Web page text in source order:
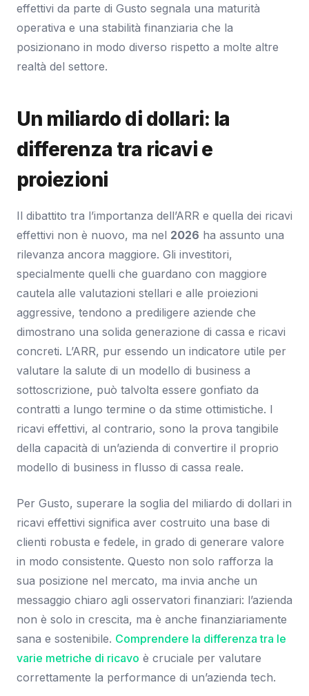
effettivi da parte di Gusto segnala una maturità
operativa e una stabilità finanziaria che la
posizionano in modo diverso rispetto a molte altre
realtà del settore.
Un miliardo di dollari: la
differenza tra ricavi e
proiezioni
Il dibattito tra l’importanza dell’ARR e quella dei ricavi
effettivi non è nuovo, ma nel 2026 ha assunto una
rilevanza ancora maggiore. Gli investitori,
specialmente quelli che guardano con maggiore
cautela alle valutazioni stellari e alle proiezioni
aggressive, tendono a prediligere aziende che
dimostrano una solida generazione di cassa e ricavi
concreti. L’ARR, pur essendo un indicatore utile per
valutare la salute di un modello di business a
sottoscrizione, può talvolta essere gonfiato da
contratti a lungo termine o da stime ottimistiche. I
ricavi effettivi, al contrario, sono la prova tangibile
della capacità di un’azienda di convertire il proprio
modello di business in flusso di cassa reale.
Per Gusto, superare la soglia del miliardo di dollari in
ricavi effettivi significa aver costruito una base di
clienti robusta e fedele, in grado di generare valore
in modo consistente. Questo non solo rafforza la
sua posizione nel mercato, ma invia anche un
messaggio chiaro agli osservatori finanziari: l’azienda
non è solo in crescita, ma è anche finanziariamente
sana e sostenibile. Comprendere la differenza tra le
varie metriche di ricavo è cruciale per valutare
correttamente la performance di un’azienda tech.